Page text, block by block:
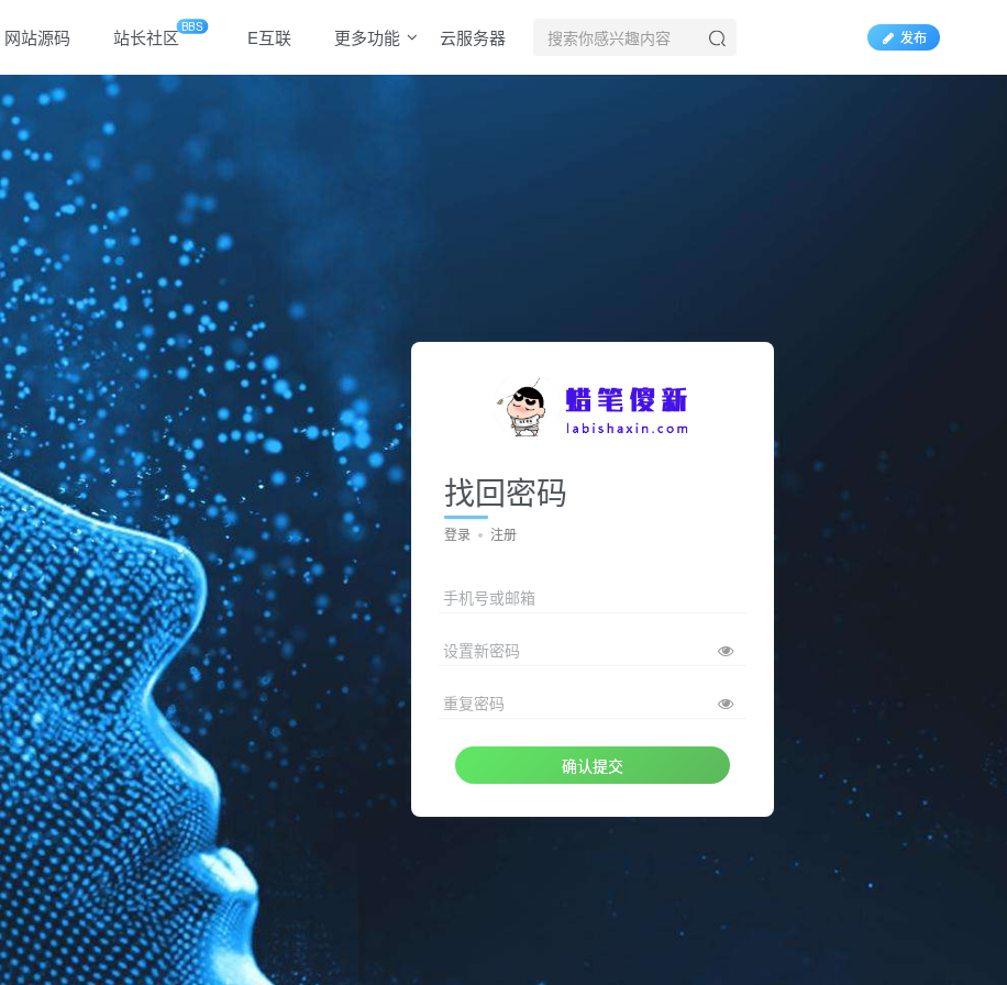
网站源码 站长社区BBS E互联 更多功能 云服务器 发布
找回密码
登录 注册
手机号或邮箱
设置新密码
重复密码
确认提交